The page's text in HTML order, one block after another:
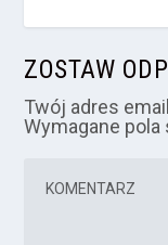
ZOSTAW
Twój adres
Wymagane